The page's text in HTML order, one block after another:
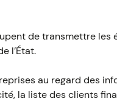
de transmettre
l’État.
au regard des
la liste des clients